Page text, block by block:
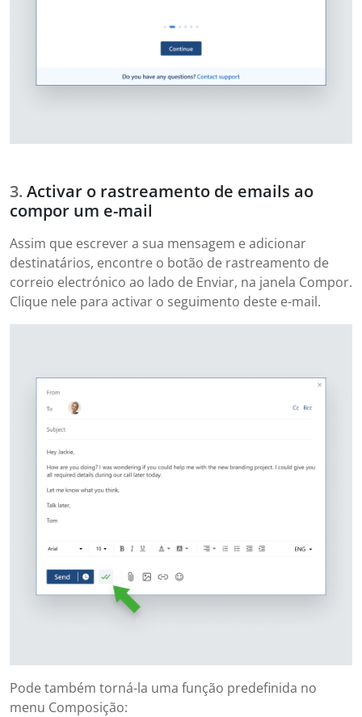
Activar o rastreamento de emails ao
compor um e-mail
Assim que escrever a sua mensagem e adicionar
destinatários, encontre o botão de rastreamento de
correio electrónico ao lado de Enviar, na janela Compor.
Clique nele para activar o seguimento deste e-mail.
Pode também torná-la uma função predefinida no
menu Composição: